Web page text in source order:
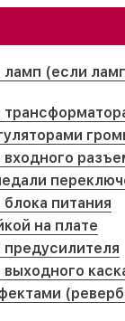
ламп (если
питания
на плате